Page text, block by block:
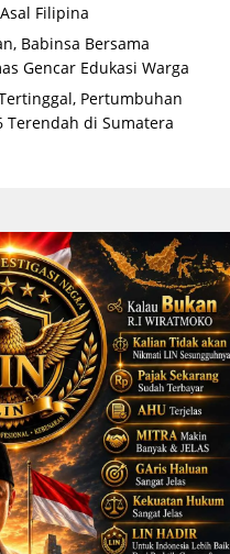
Filipina
Babinsa Bersama
Gencar Edukasi Warga
Pertumbuhan
Terendah di Sumatera